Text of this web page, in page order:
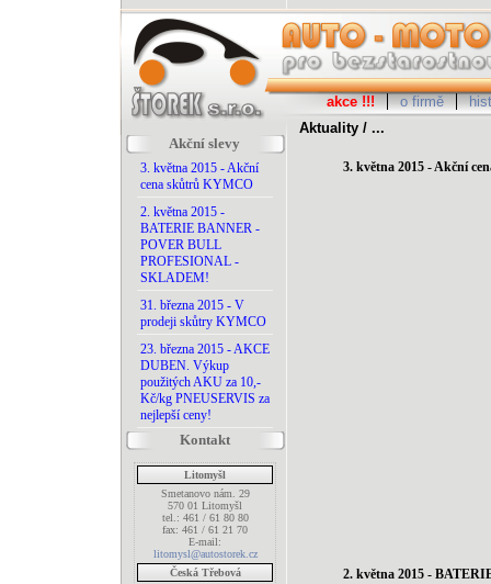
akce !!! o firmě
Akční slevy
3. května 2015 - Akční
cena skůtrů KYMCO
2. května 2015 -
BATERIE BANNER -
POVER BULL
PROFESIONAL -
SKLADEM!
31. března 2015 - V
prodeji skůtry KYMCO
23. března 2015 - AKCE
DUBEN. Výkup
použitých AKU za 10,-
Kč/kg PNEUSERVIS za
nejlepší ceny!
Kontakt
Litomyšl
Smetanovo nám. 29
570 01 Litomyšl
tel.: 461 / 61 80 80
fax: 461 / 61 21 70
E-mail:
litomysl@autostorek.cz
Česká Třebová
Aktuality / ...
3. května 2015 - Akční
2. května 2015 -